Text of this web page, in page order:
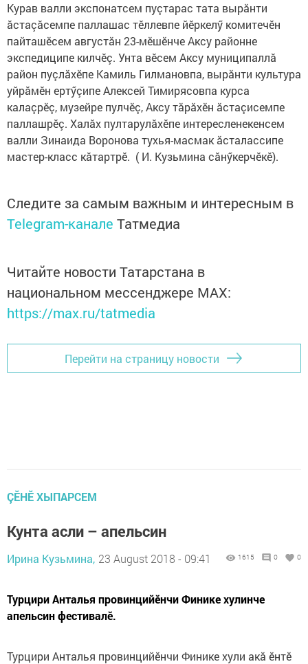
Курав валли экспонатсем пуçтарас тата вырăнти
ăстаçăсемпе паллашас тӗллевпе йӗркелӳ комитечӗн
пайташӗсем августăн 23-мӗшӗнче Аксу районне
экспедиципе килчӗç. Унта вӗсем Аксу муниципаллă
район пуçлăхӗпе Камиль Гилмановпа, вырăнти культура
уйрăмӗн ертӳçипе Алексей Тимирясовпа курса
калаçрӗç, музейре пулчӗç, Аксу тăрăхӗн ăстаçисемпе
паллашрӗç. Халăх пултарулăхӗпе интересленекенсем
валли Зинаида Воронова тухья-масмак ăсталассипе
мастер-класс кăтартрӗ. ( И. Кузьмина сăнӳкерчӗкӗ).
Следите за самым важным и интересным в
Telegram-канале Татмедиа
Читайте новости Татарстана в
национальном мессенджере MАХ:
https://max.ru/tatmedia
Перейти на страницу новости
ÇӖНӖ ХЫПАРСЕМ
Кунта асли – апельсин
Ирина Кузьмина, 23 August 2018 - 09:41 1615 0 0
Турцири Анталья провинцийӗнчи Финике хулинче
апельсин фестивалӗ.
Турцири Анталья провинцийӗнчи Финике хули акă ӗнтӗ